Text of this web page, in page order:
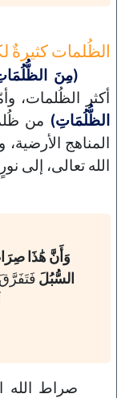
الظُلمات كثيرةٌ
(مِنَ
أكثر الظُلمات،
الظُّلُمَاتِ) من
المناهج
الله تعالى، إلى
وَأَنَّ هَٰذَا
السُّبُلَ
صراط الله